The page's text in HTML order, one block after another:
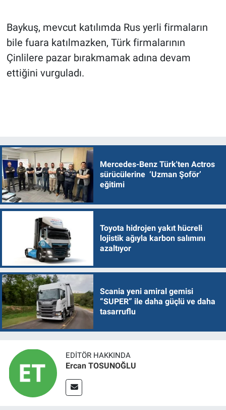
Baykuş, mevcut katılımda Rus yerli firmaların
bile fuara katılmazken, Türk firmalarının
Çinlilere pazar bırakmamak adına devam
ettiğini vurguladı.
Mercedes-Benz Türk'ten Actros
sürücülerine ‘Uzman Şoför’
eğitimi
Toyota hidrojen yakıt hücreli
lojistik ağıyla karbon salımını
azaltıyor
Scania yeni amiral gemisi
“SUPER” ile daha güçlü ve daha
tasarruflu
EDITÖR HAKKINDA
Ercan TOSUNOĞLU